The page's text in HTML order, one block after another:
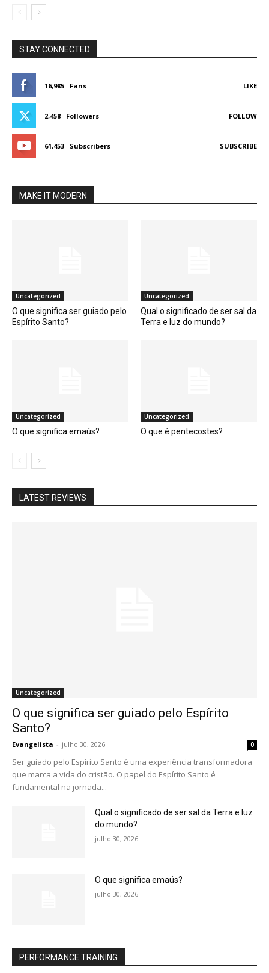
STAY CONNECTED
16,985 Fans LIKE
2,458 Followers FOLLOW
61,453 Subscribers SUBSCRIBE
MAKE IT MODERN
Uncategorized
O que significa ser guiado pelo
Espírito Santo?
Uncategorized
Qual o significado de ser sal da
Terra e luz do mundo?
Uncategorized
O que significa emaús?
Uncategorized
O que é pentecostes?
LATEST REVIEWS
Uncategorized
O que significa ser guiado pelo Espírito
Santo?
Evangelista - julho 30, 2026 0
Ser guiado pelo Espírito Santo é uma experiência transformadora
que marca a vida do cristão. O papel do Espírito Santo é
fundamental na jornada...
Qual o significado de ser sal da Terra e luz
do mundo?
julho 30, 2026
O que significa emaús?
julho 30, 2026
PERFORMANCE TRAINING